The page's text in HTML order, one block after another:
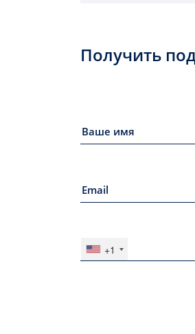
Получить
+1